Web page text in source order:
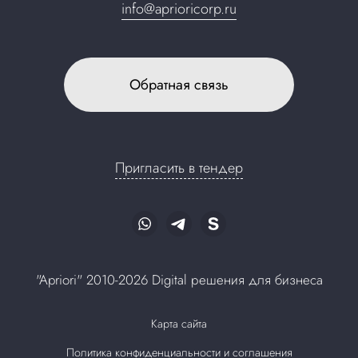
info@aprioricorp.ru
Обратная связь
Пригласить в тендер
"Apriori" 2010-2026 Digital решения для бизнеса
Карта сайта
Политика конфиденциальности и соглашения